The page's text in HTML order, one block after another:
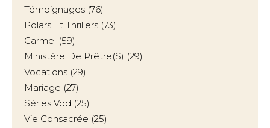
Témoignages (76)
Polars Et Thrillers (73)
Carmel (59)
Ministère De Prêtre(s) (29)
Vocations (29)
Mariage (27)
Séries Vod (25)
Vie Consacrée (25)